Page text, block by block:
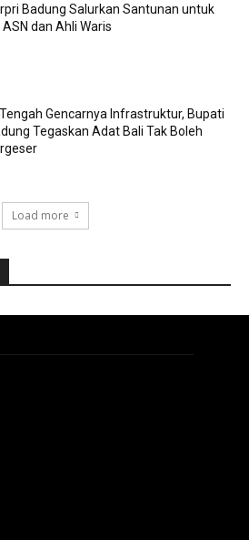
Badung Salurkan Santunan untuk
ASN dan Ahli Waris
Tengah Gencarnya Infrastruktur, Bupati
Tegaskan Adat Bali Tak Boleh
Load more